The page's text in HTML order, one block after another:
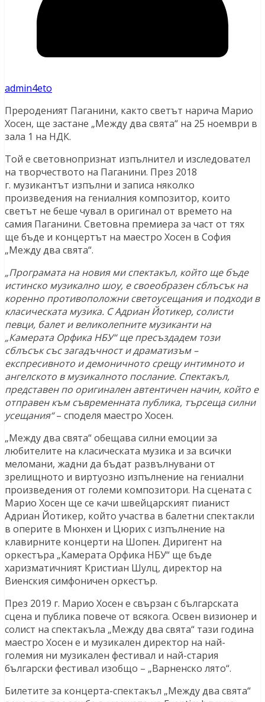
admin4eto
Прероденият Паганини, както светът нарича Марио
Хосен, ще застане „Между два свята“ на 25 ноември в
зала 1 на НДК.
Той е световнопризнат изпълнител и изследовател
на творчеството на Паганини. През 2018
г. музикантът изпълни и записа няколко
произведения на гениалния композитор, които
светът не беше чувал в оригинал от времето на
самия Паганини. Световна премиера за част от тях
ще бъде и концертът на маестро Хосен в София
„Между два свята“.
„Програмата на новия ми спектакъл, който ще бъде
истинско музикално шоу, е своеобразен сблъсък на
коренно противоположни светоусещания и подходи в
класическата музика. С Адриан Йотикер, солисти
певци, балет и великолепните музиканти на
„Камерата Орфика НБУ“ ще пресъздадем този
сблъсък със загадъчност и драматизъм –
експресивното и демоничното срещу интимното и
ангелското в музикалното послание. Спектакъл,
представен по оригинален автентичен начин, който е
отправен към съвременната публика, търсеща силни
усещания“– споделя маестро Хосен.
„Между два свята“ обещава силни емоции за
любителите на класическата музика и за всички
меломани, жадни да бъдат развълнувани от
зрелищното и виртуозно изпълнение на гениални
произведения от големи композитори. На сцената с
Марио Хосен ще се качи швейцарският пианист
Адриан Йотикер, който участва в балетни спектакли
в оперите в Мюнхен и Цюрих с изпълнение на
клавирните концерти на Шопен. Диригент на
оркестъра „Камерата Орфика НБУ“ ще бъде
харизматичният Кристиан Шулц, директор на
Виенския симфоничен оркестър.
През 2019 г. Марио Хосен е свързан с българската
сцена и публика повече от всякога. Освен визионер и
солист на спектакъла „Между два свята“ тази година
маестро Хосен е и музикален директор на най-
големия ни музикален фестивал и най-стария
български фестивал изобщо – „Варненско лято“.
Билетите за концерта-спектакъл „Между два свята“